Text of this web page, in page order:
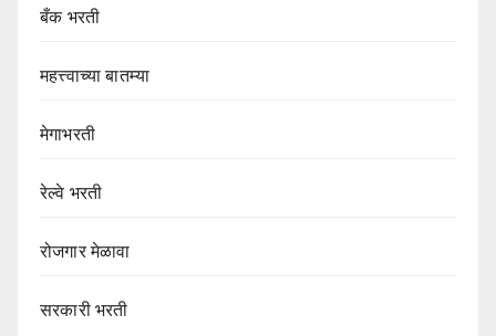
बँक भरती
महत्त्वाच्या बातम्या
मेगाभरती
रेल्वे भरती
रोजगार मेळावा
सरकारी भरती